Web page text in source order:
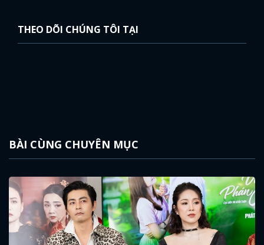
THEO DÕI CHÚNG TÔI TẠI
BÀI CÙNG CHUYÊN MỤC